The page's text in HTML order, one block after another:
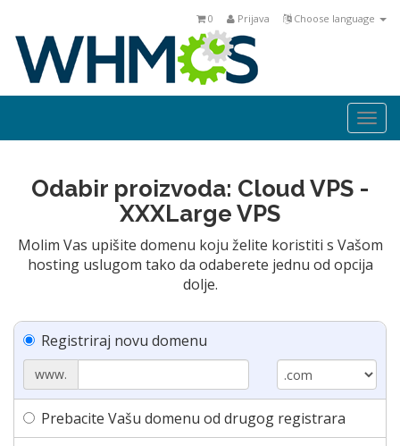
Choose language
Prijava
0
Odabir proizvoda: Cloud VPS -
XXXLarge VPS
Molim Vas upišite domenu koju želite koristiti s Vašom
hosting uslugom tako da odaberete jednu od opcija
dolje.
Registriraj novu domenu
www.
Prebacite Vašu domenu od drugog registrara